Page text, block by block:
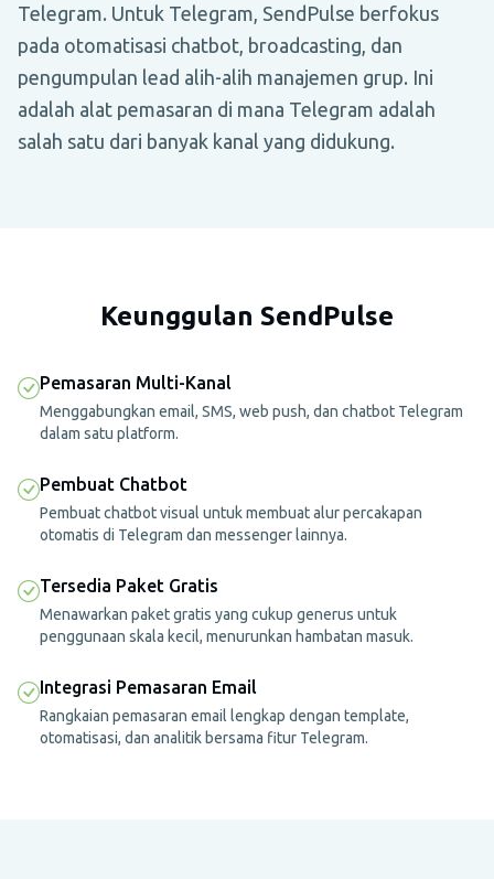
Telegram. Untuk Telegram, SendPulse berfokus
pada otomatisasi chatbot, broadcasting, dan
pengumpulan lead alih-alih manajemen grup. Ini
adalah alat pemasaran di mana Telegram adalah
salah satu dari banyak kanal yang didukung.
Keunggulan SendPulse
Pemasaran Multi-Kanal
Menggabungkan email, SMS, web push, dan chatbot Telegram
dalam satu platform.
Pembuat Chatbot
Pembuat chatbot visual untuk membuat alur percakapan
otomatis di Telegram dan messenger lainnya.
Tersedia Paket Gratis
Menawarkan paket gratis yang cukup generus untuk
penggunaan skala kecil, menurunkan hambatan masuk.
Integrasi Pemasaran Email
Rangkaian pemasaran email lengkap dengan template,
otomatisasi, dan analitik bersama fitur Telegram.